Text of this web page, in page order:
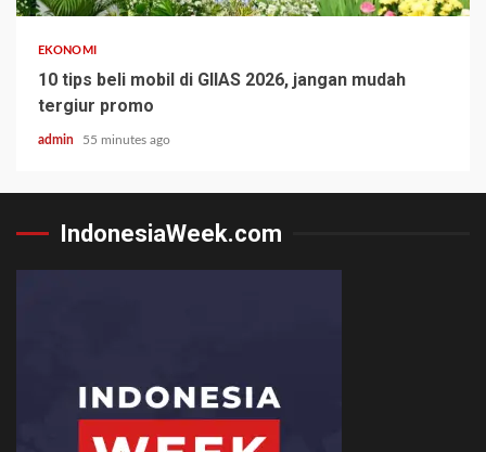
EKONOMI
10 tips beli mobil di GIIAS 2026, jangan mudah
tergiur promo
admin 55 minutes ago
IndonesiaWeek.com